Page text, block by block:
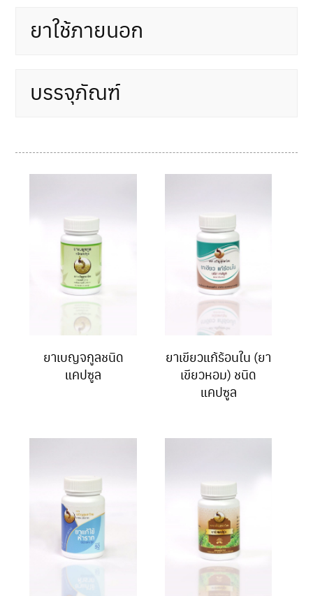
ยาใช้ภายนอก
บรรจุภัณฑ์
ยาเบญจกูลชนิด
แคปซูล
ยาเขียวแก้ร้อนใน (ยา
เขียวหอม) ชนิด
แคปซูล